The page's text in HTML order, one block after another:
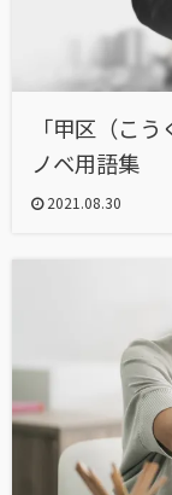
「甲区（こ
ノベ用語集
2021.08.30